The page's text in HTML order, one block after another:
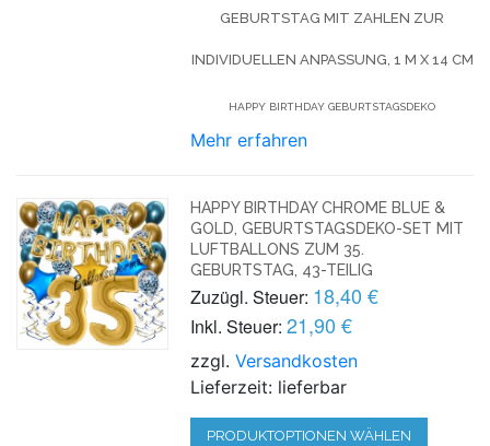
GEBURTSTAG MIT ZAHLEN ZUR
INDIVIDUELLEN ANPASSUNG, 1 M X 14 CM
HAPPY BIRTHDAY GEBURTSTAGSDEKO
Mehr erfahren
HAPPY BIRTHDAY CHROME BLUE &
GOLD, GEBURTSTAGSDEKO-SET MIT
LUFTBALLONS ZUM 35.
GEBURTSTAG, 43-TEILIG
Zuzügl. Steuer: 18,40 €
Inkl. Steuer: 21,90 €
zzgl.Versandkosten
Lieferzeit: lieferbar
PRODUKTOPTIONEN WÄHLEN